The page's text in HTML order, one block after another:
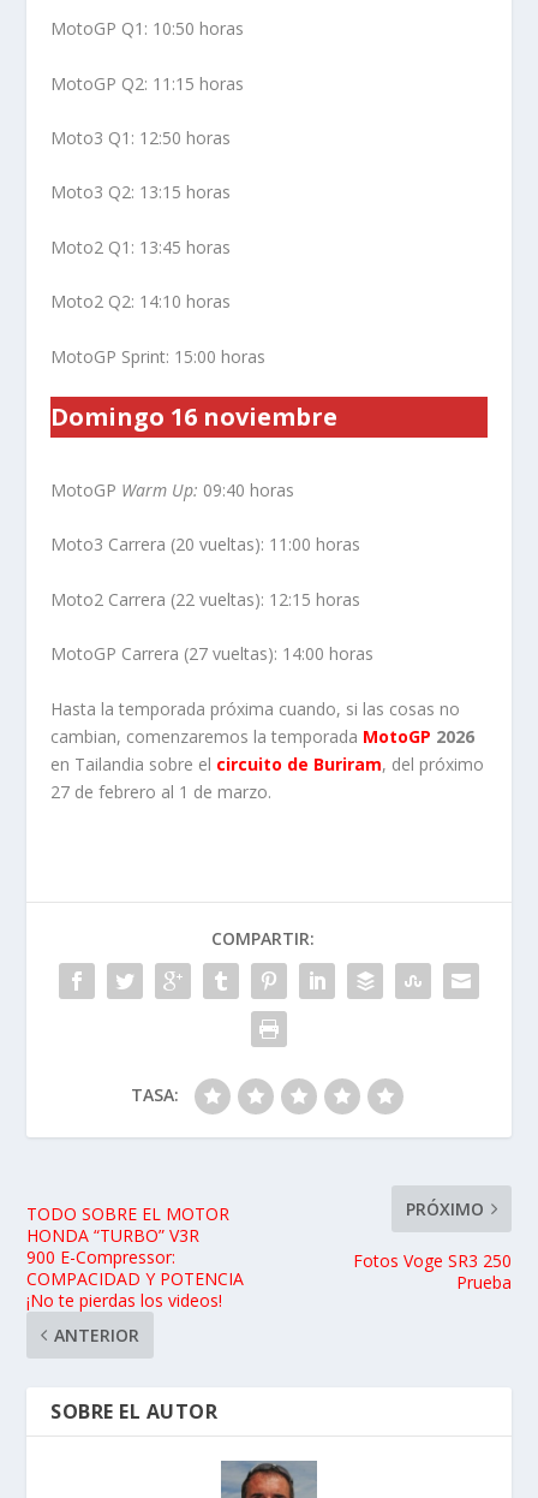
MotoGP Q1: 10:50 horas
MotoGP Q2: 11:15 horas
Moto3 Q1: 12:50 horas
Moto3 Q2: 13:15 horas
Moto2 Q1: 13:45 horas
Moto2 Q2: 14:10 horas
MotoGP Sprint: 15:00 horas
Domingo 16 noviembre
MotoGP Warm Up: 09:40 horas
Moto3 Carrera (20 vueltas): 11:00 horas
Moto2 Carrera (22 vueltas): 12:15 horas
MotoGP Carrera (27 vueltas): 14:00 horas
Hasta la temporada próxima cuando, si las cosas no
cambian, comenzaremos la temporada MotoGP 2026
en Tailandia sobre el circuito de Buriram, del próximo
27 de febrero al 1 de marzo.
COMPARTIR:
TASA:
TODO SOBRE EL MOTOR
HONDA “TURBO” V3R
900 E-Compressor:
COMPACIDAD Y POTENCIA
¡No te pierdas los videos!
ANTERIOR
PRÓXIMO
Fotos Voge SR3 250
Prueba
SOBRE EL AUTOR